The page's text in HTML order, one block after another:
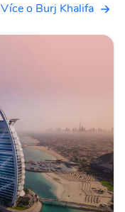
Více o Burj Khalifa